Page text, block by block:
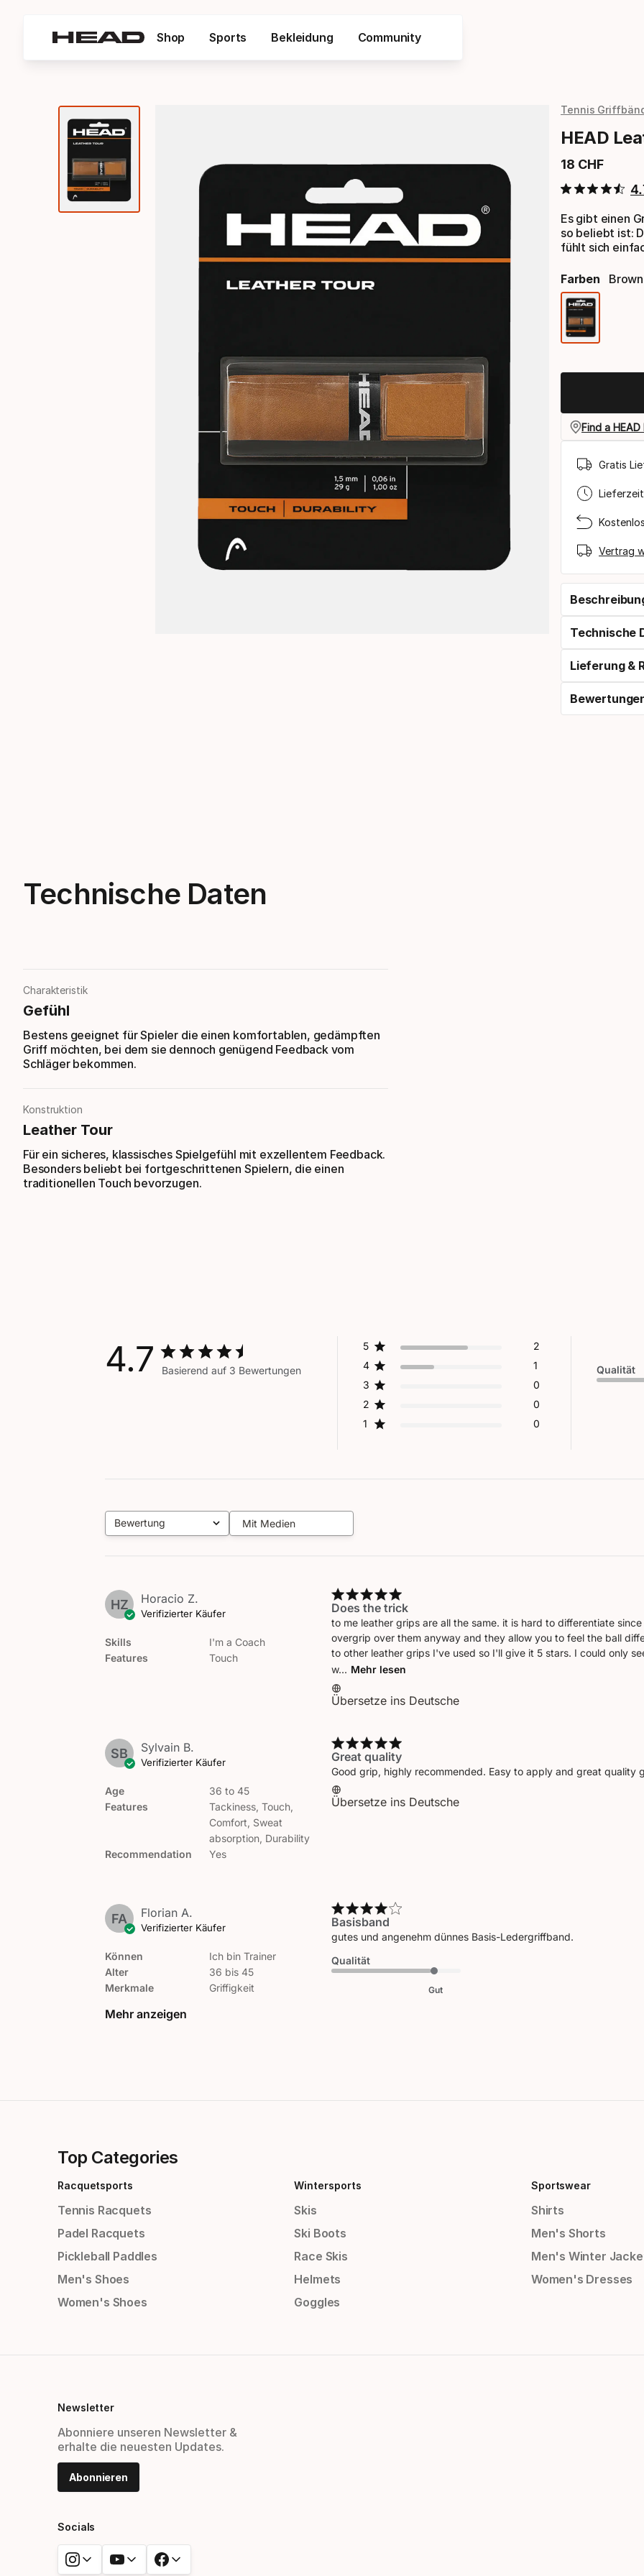
Shop Sports Bekleidung Community
Tennis
HEAD
18 CHF
Endpreis
Es gibt einen
so beliebt ist:
fühlt sich
Farben Brown
Find a
Gratis
Vertrag
Technische
Lieferung &
Technische Daten
Charakteristik
Gefühl
Bestens geeignet für Spieler die einen komfortablen, gedämpften
Griff möchten, bei dem sie dennoch genügend Feedback vom
Schläger bekommen.
Konstruktion
Leather Tour
Für ein sicheres, klassisches Spielgefühl mit exzellentem Feedback.
Besonders beliebt bei fortgeschrittenen Spielern, die einen
traditionellen Touch bevorzugen.
4.7 Basierend auf 3 Bewertungen
5
2
4
1
3
0
2
0
1
0
Qualität
Bewertung
Alle Bewertungen
Mit Medien
HZ Horacio Z.
Verifizierter Käufer
Skills
Features
I'm a Coach
Touch
Does the trick
to me leather grips are all the same. it is hard to differentiate
overgrip over them anyway and they allow you to feel the ball
to other leather grips I've used so I'll give it 5 stars. I could only
w... Mehr lesen
Übersetze ins Deutsche
SB Sylvain B.
Verifizierter Käufer
Age
Features
Recommendation
36 to 45
Tackiness, Touch,
Comfort, Sweat
absorption, Durability
Yes
Great quality
Good grip, highly recommended. Easy to apply and great quality
Übersetze ins Deutsche
FA Florian A.
Verifizierter Käufer
Können
Alter
Merkmale
Ich bin Trainer
36 bis 45
Griffigkeit
Mehr anzeigen
Basisband
gutes und angenehm dünnes Basis-Ledergriffband.
Qualität
Gut
Top Categories
Racquetsports
Tennis Racquets
Padel Racquets
Pickleball Paddles
Men's Shoes
Women's Shoes
Wintersports
Skis
Ski Boots
Race Skis
Helmets
Goggles
Sportswear
Shirts
Men's Shorts
Men's Winter
Women's Dresses
Newsletter
Abonniere unseren Newsletter &
erhalte die neuesten Updates.
Abonnieren
Socials